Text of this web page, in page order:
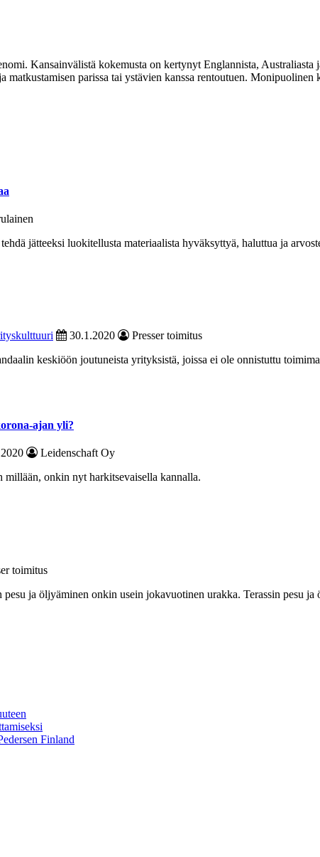
Kansainvälistä kokemusta on kertynyt Englannista,
parissa tai ystävien kanssa rentoutuen.
jätteeksi luokitellusta materiaalista hyväksyttyä, haluttua ja
30.1.2020
Presser toimitus
keskiöön joutuneista yrityksistä, joissa ei ole onnistuttu
ajan yli?
Leidenschaft Oy
onkin nyt harkitsevaisella kannalla.
toimitus
ja öljyäminen onkin usein jokavuotinen urakka. Terassin pesu
Finland